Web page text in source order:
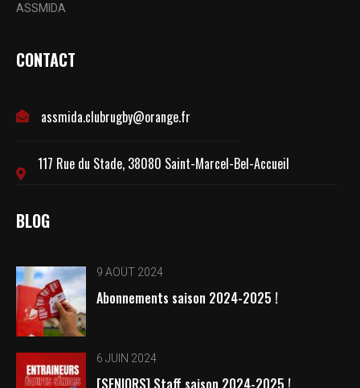
ASSMIDA
CONTACT
assmida.clubrugby@orange.fr
117 Rue du Stade, 38080 Saint-Marcel-Bel-Accueil
BLOG
9 AOÛT 2024
Abonnements saison 2024-2025 !
6 JUIN 2024
[SENIORS] Staff saison 2024-2025 !